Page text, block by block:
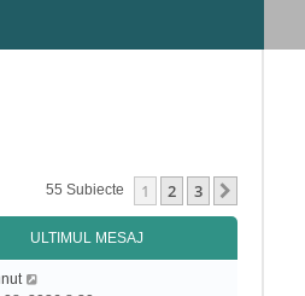
55 Subiecte 1 2 3
ULTIMUL MESAJ